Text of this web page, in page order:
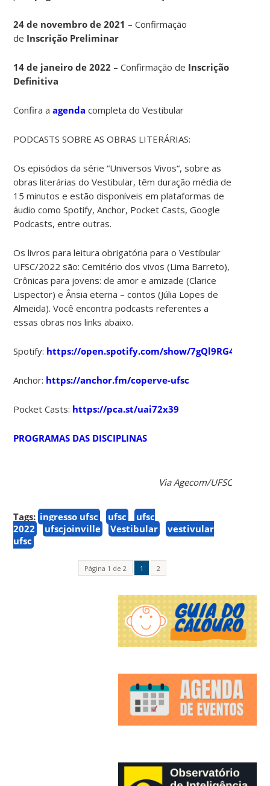
24 de novembro de 2021 – Confirmação
de Inscrição Preliminar
14 de janeiro de 2022 – Confirmação de Inscrição
Definitiva
Confira aagendacompleta do Vestibular
PODCASTS SOBRE AS OBRAS LITERÁRIAS:
Os episódios da série “Universos Vivos“, sobre as
obras literárias do Vestibular, têm duração média de
15 minutos e estão disponíveis em plataformas de
áudio como Spotify, Anchor, Pocket Casts, Google
Podcasts, entre outras.
Os livros para leitura obrigatória para o Vestibular
UFSC/2022 são: Cemitério dos vivos (Lima Barreto),
Crônicas para jovens: de amor e amizade (Clarice
Lispector) e Ânsia eterna – contos (Júlia Lopes de
Almeida). Você encontra podcasts referentes a
essas obras nos links abaixo.
Spotify: https://open.spotify.com/show/
Anchor: https://anchor.fm/coperve-ufsc
Pocket Casts: https://pca.st/uai72x39
PROGRAMAS DAS DISCIPLINAS
Via Agecom/UFSC
Tags: ingresso ufsc ufsc
ufsc
2022
ufscjoinville Vestibular
vestivular
ufsc
Página 1 de 2 1 2